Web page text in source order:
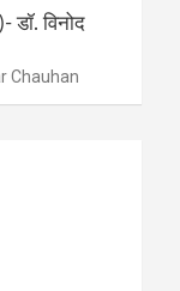
डॉ. विनोद
Chauhan